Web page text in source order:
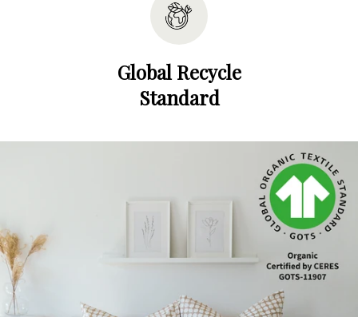
Global Recycle
Standard